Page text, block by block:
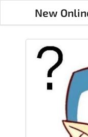
New